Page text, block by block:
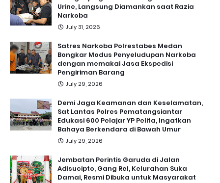
Urine, Langsung Diamankan saat Razia
Narkoba
July 31, 2026
Satres Narkoba Polrestabes Medan
Bongkar Modus Penyeludupan Narkoba
dengan memakai Jasa Ekspedisi
Pengiriman Barang
July 29, 2026
Demi Jaga Keamanan dan Keselamatan,
Sat Lantas Polres Pematangsiantar
Edukasi 600 Pelajar YP Pelita, Ingatkan
Bahaya Berkendara di Bawah Umur
July 29, 2026
Jembatan Perintis Garuda di Jalan
Adisucipto, Gang Rel, Kelurahan Suka
Damai, Resmi Dibuka untuk Masyarakat